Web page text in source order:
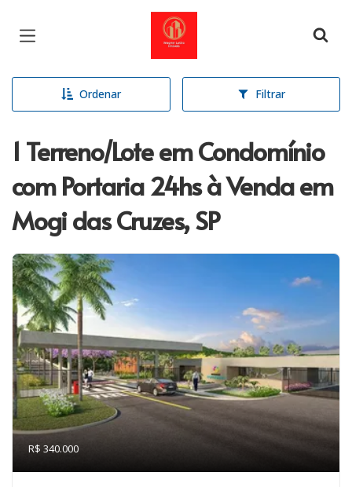
Página inicial
Ordenar Filtrar
1 Terreno/Lote em Condomínio
com Portaria 24hs à Venda em
Mogi das Cruzes, SP
R$ 340.000